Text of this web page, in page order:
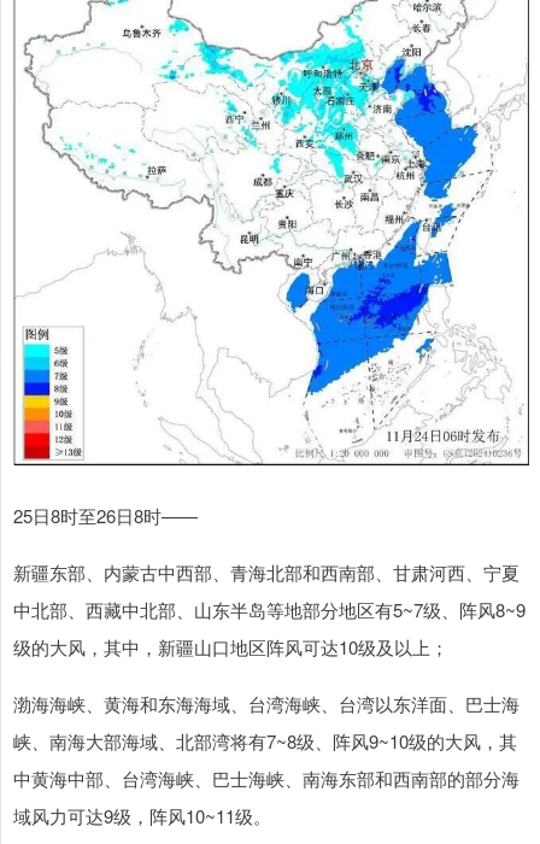
25日8时至26日8时——
新疆东部、内蒙古中西部、青海北部和西南部、甘肃河西、宁夏
中北部、西藏中北部、山东半岛等地部分地区有5~7级、阵风8~9
级的大风，其中，新疆山口地区阵风可达10级及以上；
渤海海峡、黄海和东海海域、台湾海峡、台湾以东洋面、巴士海
峡、南海大部海域、北部湾将有7~8级、阵风9~10级的大风，其
中黄海中部、台湾海峡、巴士海峡、南海东部和西南部的部分海
域风力可达9级，阵风10~11级。
上证综指 3900.35 +21.92 +0.57%